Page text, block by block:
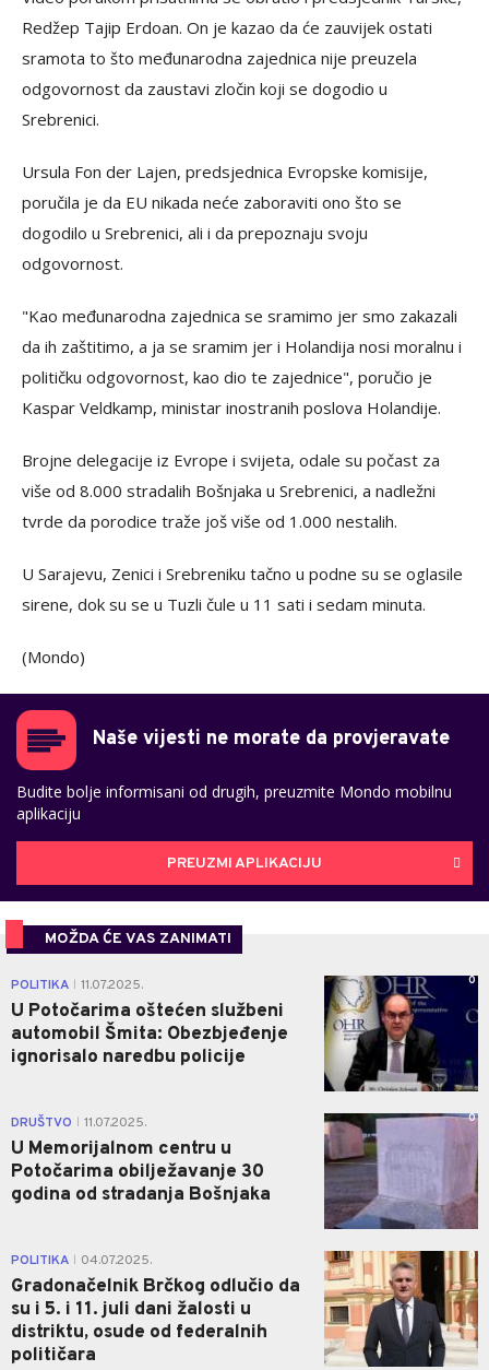
Redžep Tajip Erdoan. On je kazao da će zauvijek ostati
sramota to što međunarodna zajednica nije preuzela
odgovornost da zaustavi zločin koji se dogodio u
Srebrenici.
Ursula Fon der Lajen, predsjednica Evropske komisije,
poručila je da EU nikada neće zaboraviti ono što se
dogodilo u Srebrenici, ali i da prepoznaju svoju
odgovornost.
"Kao međunarodna zajednica se sramimo jer smo zakazali
da ih zaštitimo, a ja se sramim jer i Holandija nosi moralnu i
političku odgovornost, kao dio te zajednice", poručio je
Kaspar Veldkamp, ministar inostranih poslova Holandije.
Brojne delegacije iz Evrope i svijeta, odale su počast za
više od 8.000 stradalih Bošnjaka u Srebrenici, a nadležni
tvrde da porodice traže još više od 1.000 nestalih.
U Sarajevu, Zenici i Srebreniku tačno u podne su se oglasile
sirene, dok su se u Tuzli čule u 11 sati i sedam minuta.
(Mondo)
Naše vijesti ne morate da provjeravate
Budite bolje informisani od drugih, preuzmite Mondo mobilnu
aplikaciju
PREUZMI APLIKACIJU
MOŽDA ĆE VAS ZANIMATI
POLITIKA 11.07.2025.
U Potočarima oštećen službeni
automobil Šmita: Obezbjeđenje
ignorisalo naredbu policije
0
DRUŠTVO 11.07.2025.
U Memorijalnom centru u
Potočarima obilježavanje 30
godina od stradanja Bošnjaka
0
POLITIKA 04.07.2025.
Gradonačelnik Brčkog odlučio da
su i 5. i 11. juli dani žalosti u
distriktu, osude od federalnih
političara
0